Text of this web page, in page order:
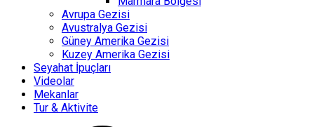
Avrupa Gezisi
Avustralya Gezisi
Güney Amerika Gezisi
Kuzey Amerika Gezisi
Seyahat İpuçları
Videolar
Mekanlar
Tur & Aktivite